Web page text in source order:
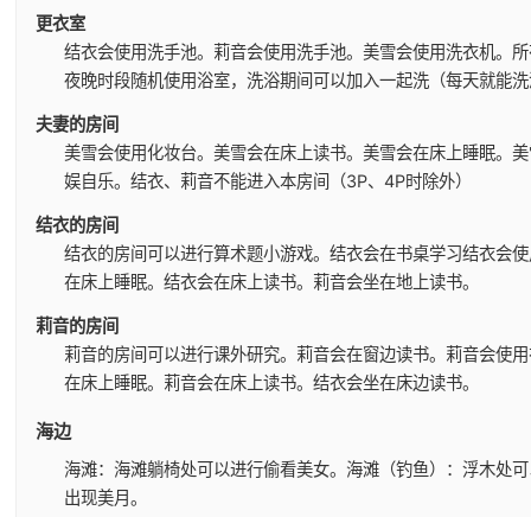
更衣室
结衣会使用洗手池。 莉音会使用洗手池。 美雪会使用洗衣机。
夜晚时段随机使用浴室，洗浴期间可以加入一起洗（每天就能
夫妻的房间
美雪会使用化妆台。 美雪会在床上读书。 美雪会在床上睡眠。
娱自乐。 结衣、莉音不能进入本房间（3P、4P时除外）
结衣的房间
结衣的房间可以进行算术题小游戏。 结衣会在书桌学习结衣会
在床上睡眠。 结衣会在床上读书。 莉音会坐在地上读书。
莉音的房间
莉音的房间可以进行课外研究。 莉音会在窗边读书。 莉音会使
在床上睡眠。 莉音会在床上读书。 结衣会坐在床边读书。
海边
海滩：海滩躺椅处可以进行偷看美女。 海滩（钓鱼）：浮木处
出现美月。